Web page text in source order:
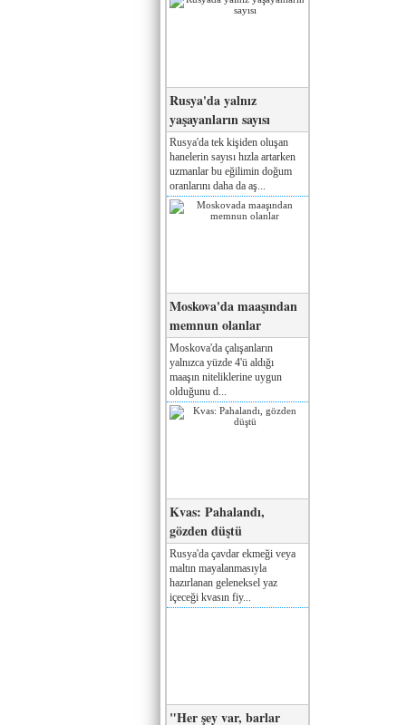
Rusya'da yalnız
yaşayanların sayısı
Rusya'da tek kişiden oluşan
hanelerin sayısı hızla artarken
uzmanlar bu eğilimin doğum
oranlarını daha da aş...
Moskova'da maaşından
memnun olanlar
Moskova'da çalışanların
yalnızca yüzde 4'ü aldığı
maaşın niteliklerine uygun
olduğunu d...
Kvas: Pahalandı,
gözden düştü
Rusya'da çavdar ekmeği veya
maltın mayalanmasıyla
hazırlanan geleneksel yaz
içeceği kvasın fiy...
"Her şey var, barlar